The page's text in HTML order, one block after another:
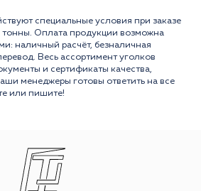
специальные условия при заказе
тонны. Оплата продукции возможна
наличный расчёт, безналичная
Весь ассортимент уголков
и сертификаты качества,
менеджеры готовы ответить на все
или пишите!